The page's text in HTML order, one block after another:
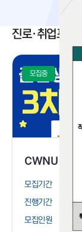
진로·취업프로
모집중
모집기간
진행기간
모집인원